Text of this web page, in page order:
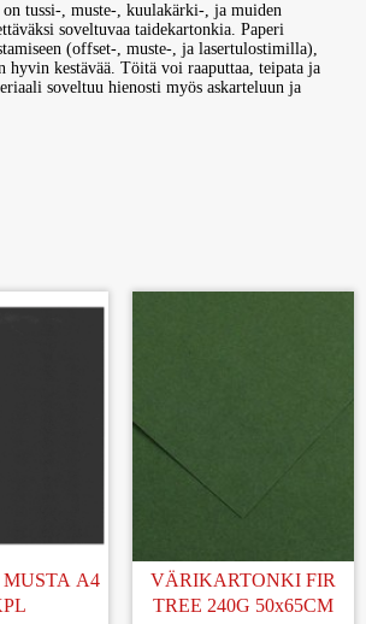
tussi-, muste-, kuulakärki-, ja muiden
soveltuvaa taidekartonkia. Paperi
(offset-, muste-, ja lasertulostimilla),
hyvin kestävää. Töitä voi raaputtaa, teipata ja
soveltuu hienosti myös askarteluun ja
A4
VÄRIKARTONKI FIR
TREE 240G 50x65CM